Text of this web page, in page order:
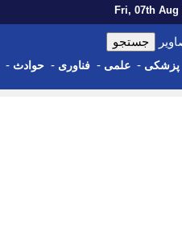
پزشکی - علمی - فناوری - حوادث -